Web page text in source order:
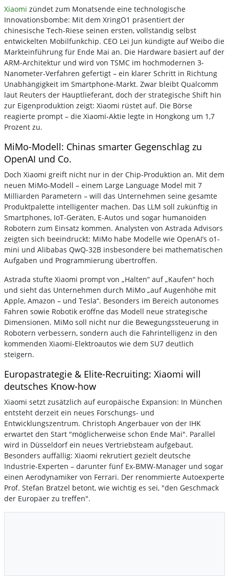
Xiaomi zündet zum Monatsende eine technologische
Innovationsbombe: Mit dem XringO1 präsentiert der
chinesische Tech-Riese seinen ersten, vollständig selbst
entwickelten Mobilfunkchip. CEO Lei Jun kündigte auf Weibo die
Markteinführung für Ende Mai an. Die Hardware basiert auf der
ARM-Architektur und wird von TSMC im hochmodernen 3-
Nanometer-Verfahren gefertigt – ein klarer Schritt in Richtung
Unabhängigkeit im Smartphone-Markt. Zwar bleibt Qualcomm
laut Reuters der Hauptlieferant, doch der strategische Shift hin
zur Eigenproduktion zeigt: Xiaomi rüstet auf. Die Börse
reagierte prompt – die Xiaomi-Aktie legte in Hongkong um 1,7
Prozent zu.
MiMo-Modell: Chinas smarter Gegenschlag zu
OpenAI und Co.
Doch Xiaomi greift nicht nur in der Chip-Produktion an. Mit dem
neuen MiMo-Modell – einem Large Language Model mit 7
Milliarden Parametern – will das Unternehmen seine gesamte
Produktpalette intelligenter machen. Das LLM soll zukünftig in
Smartphones, IoT-Geräten, E-Autos und sogar humanoiden
Robotern zum Einsatz kommen. Analysten von Astrada Advisors
zeigten sich beeindruckt: MiMo habe Modelle wie OpenAI’s o1-
mini und Alibabas QwQ-32B insbesondere bei mathematischen
Aufgaben und Programmierung übertroffen.
Astrada stufte Xiaomi prompt von „Halten“ auf „Kaufen“ hoch
und sieht das Unternehmen durch MiMo „auf Augenhöhe mit
Apple, Amazon – und Tesla“. Besonders im Bereich autonomes
Fahren sowie Robotik eröffne das Modell neue strategische
Dimensionen. MiMo soll nicht nur die Bewegungssteuerung in
Robotern verbessern, sondern auch die Fahrintelligenz in den
kommenden Xiaomi-Elektroautos wie dem SU7 deutlich
steigern.
Europastrategie & Elite-Recruiting: Xiaomi will
deutsches Know-how
Xiaomi setzt zusätzlich auf europäische Expansion: In München
entsteht derzeit ein neues Forschungs- und
Entwicklungszentrum. Christoph Angerbauer von der IHK
erwartet den Start "möglicherweise schon Ende Mai". Parallel
wird in Düsseldorf ein neues Vertriebsteam aufgebaut.
Besonders auffällig: Xiaomi rekrutiert gezielt deutsche
Industrie-Experten – darunter fünf Ex-BMW-Manager und sogar
einen Aerodynamiker von Ferrari. Der renommierte Autoexperte
Prof. Stefan Bratzel betont, wie wichtig es sei, "den Geschmack
der Europäer zu treffen".